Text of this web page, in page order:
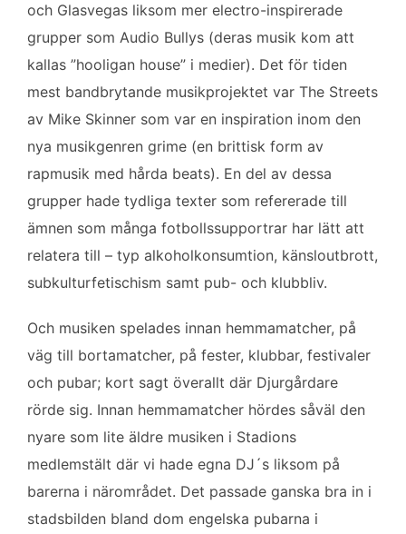
och Glasvegas liksom mer electro-inspirerade
grupper som Audio Bullys (deras musik kom att
kallas ”hooligan house” i medier). Det för tiden
mest bandbrytande musikprojektet var The Streets
av Mike Skinner som var en inspiration inom den
nya musikgenren grime (en brittisk form av
rapmusik med hårda beats). En del av dessa
grupper hade tydliga texter som refererade till
ämnen som många fotbollssupportrar har lätt att
relatera till – typ alkoholkonsumtion, känsloutbrott,
subkulturfetischism samt pub- och klubbliv.
Och musiken spelades innan hemmamatcher, på
väg till bortamatcher, på fester, klubbar, festivaler
och pubar; kort sagt överallt där Djurgårdare
rörde sig. Innan hemmamatcher hördes såväl den
nyare som lite äldre musiken i Stadions
medlemstält där vi hade egna DJ´s liksom på
barerna i närområdet. Det passade ganska bra in i
stadsbilden bland dom engelska pubarna i